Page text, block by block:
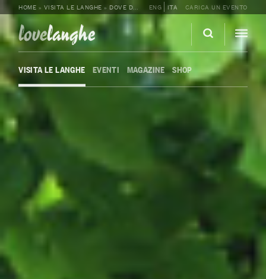
HOME » VISITA LE LANGHE »DOVE DORMIRE » AGRITURISMO LA VOLPE E
ENG ITA CARICA UN EVENTO
lovelanghe
VISITA LE LANGHE EVENTI MAGAZINE SHOP